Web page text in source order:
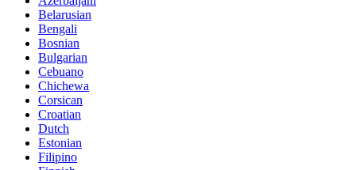
Belarusian
Bengali
Bosnian
Bulgarian
Cebuano
Chichewa
Corsican
Croatian
Dutch
Estonian
Filipino